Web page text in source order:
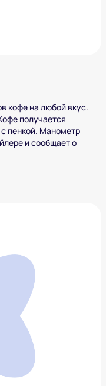
кофе на любой вкус.
получается
пенкой. Манометр
и сообщает о